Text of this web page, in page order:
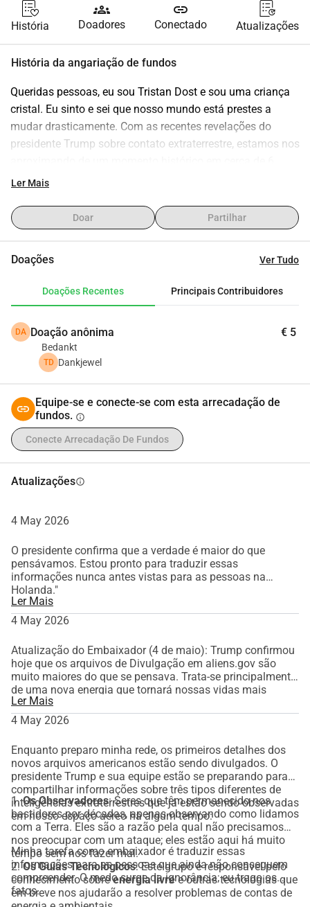
História
groups
Doadores
link
Conectado Atualizações
História da angariação de fundos
Queridas pessoas, eu sou Tristan Dost e sou uma criança
cristal. Eu sinto e sei que nosso mundo está prestes a
mudar drasticamente. Com as recentes revelações do
presidente Trump sobre contato extraterrestre, estamos nos
meses. Minha missão é atuar como Portador de Paz
75 anos terá dificuldades com esta notícia, e eu quero estar
lá para eles para manter a calma e oferecer explicações.
trabalhando na construção de estradas para pagar minhas
energia que não consigo me preparar completamente para
após este mês para me concentrar 100% em:
• Estudar os arquivos divulgados.
• Estabelecer um fundo e uma comunidade para
• Apoiar pessoas que estão com medo das mudanças que
estão por vir.
Para ser um canal completamente claro e puro para esta
importante missão, eu organizei minha vida recentemente
em torno da pureza física e mental. Agora, estou focado
100% no meu estado natural de ser e no meu crescimento
estabilidade que serão tão necessárias em breve. Agradeço
Ler Mais
Doar Partilhar
Doações Ver Tudo
Doações Recentes Principais Contribuidores
DA Doação anônima € 5
Bedankt
TD Dankjewel
Equipe-se e conecte-se com esta arrecadação de
fundos. info
Conecte Arrecadação De Fundos
Atualizaçõesinfo
4 May 2026
O presidente confirma que a verdade é maior do que
pensávamos. Estou pronto para traduzir essas
informações nunca antes vistas para as pessoas na
Holanda."
Ler Mais
4 May 2026
Atualização do Embaixador (4 de maio): Trump confirmou
hoje que os arquivos de Divulgação em aliens.gov são
muito maiores do que se pensava. Trata-se principalmente
de uma nova energia que tornará nossas vidas mais
fáceis. Ele nos pede para manter a calma. Estou aqui
como transmissor para ajudar vocês com isso. Apoie a
missão: [jouw WhyDonate link]"
Ler Mais
4 May 2026
Enquanto preparo minha rede, os primeiros detalhes dos
novos arquivos americanos estão sendo divulgados. O
presidente Trump e sua equipe estão se preparando para
compartilhar informações sobre três tipos diferentes de
inteligências extraterrestres que já estão sendo observadas
em nosso espaço aéreo há algum tempo:
1.Os Observadores: Seres que têm permanecido nos
bastidores por décadas, apenas observando como lidamos
com a Terra. Eles são a razão pela qual não precisamos
nos preocupar com um ataque; eles estão aqui há muito
tempo sem nos fazer mal.
2.Os Guias Tecnológicos: Este grupo é responsável pelo
conhecimento sobreenergia livree outras tecnologias que
em breve nos ajudarão a resolver problemas de contas de
Minha tarefa como embaixador é traduzir essas
informações para as pessoas que ainda não conseguem
compreender. O medo surge da ignorância; eu trago os
fatos.